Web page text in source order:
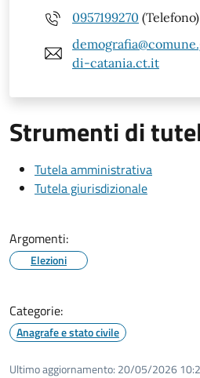
0957199270 (Telefono)
di-catania.ct.it
Strumenti di
Tutela amministrativa
Tutela giurisdizionale
Argomenti:
Elezioni
Categorie:
Anagrafe e stato civile
Ultimo aggiornamento: 20/05/2026